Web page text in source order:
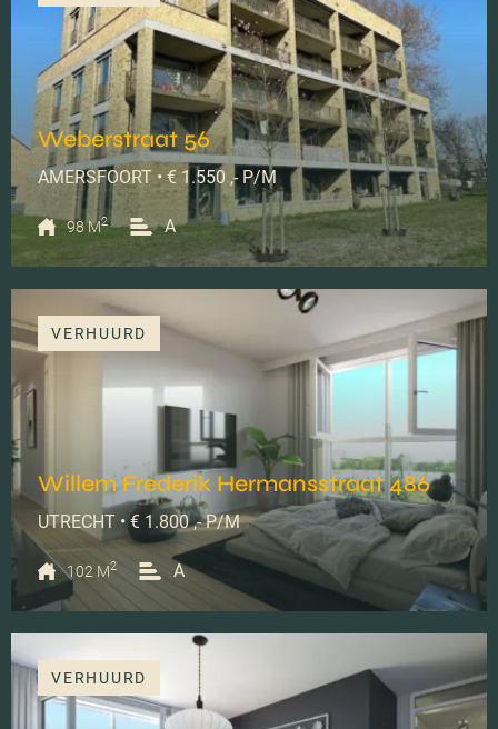
Weberstraat 56
AMERSFOORT • € 1.550 ,- P/M
98 M2 A
VERHUURD
Willem Frederik Hermansstraat 486
UTRECHT • € 1.800 ,- P/M
102 M2 A
VERHUURD